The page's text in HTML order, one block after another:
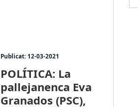
Publicat: 12-03-2021
POLÍTICA: La
pallejanenca Eva
Granados (PSC),